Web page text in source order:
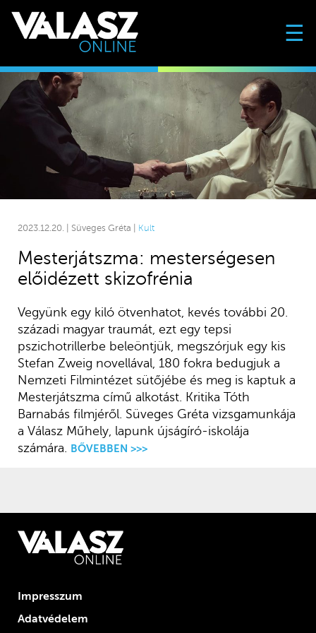
☰
2023.12.20. | Süveges Gréta | Kult
Mesterjátszma: mesterségesen
előidézett skizofrénia
Vegyünk egy kiló ötvenhatot, kevés további 20.
századi magyar traumát, ezt egy tepsi
pszichotrillerbe beleöntjük, megszórjuk egy kis
Stefan Zweig novellával, 180 fokra bedugjuk a
Nemzeti Filmintézet sütőjébe és meg is kaptuk a
Mesterjátszma című alkotást. Kritika Tóth
Barnabás filmjéről. Süveges Gréta vizsgamunkája
a Válasz Műhely, lapunk újságíró-iskolája
számára. BŐVEBBEN >>>
Impresszum
Adatvédelem